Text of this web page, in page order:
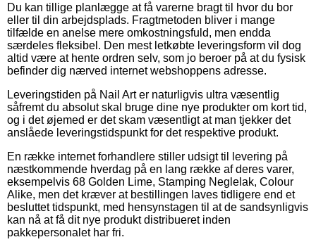
Du kan tillige planlægge at få varerne bragt til hvor du bor
eller til din arbejdsplads. Fragtmetoden bliver i mange
tilfælde en anelse mere omkostningsfuld, men endda
særdeles fleksibel. Den mest letkøbte leveringsform vil dog
altid være at hente ordren selv, som jo beroer på at du fysisk
befinder dig nærved internet webshoppens adresse.
Leveringstiden på Nail Art er naturligvis ultra væsentlig
såfremt du absolut skal bruge dine nye produkter om kort tid,
og i det øjemed er det skam væsentligt at man tjekker det
anslåede leveringstidspunkt for det respektive produkt.
En række internet forhandlere stiller udsigt til levering på
næstkommende hverdag på en lang række af deres varer,
eksempelvis 68 Golden Lime, Stamping Neglelak, Colour
Alike, men det kræver at bestillingen laves tidligere end et
besluttet tidspunkt, med hensynstagen til at de sandsynligvis
kan nå at få dit nye produkt distribueret inden
pakkepersonalet har fri.